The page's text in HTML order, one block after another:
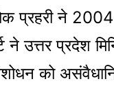
प्रहरी ने 2004
ने उत्तर प्रदेश
को